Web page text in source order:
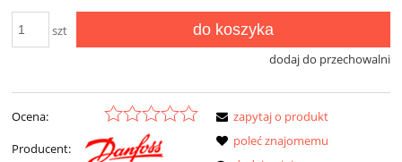
szt do koszyka
dodaj do przechowalni
Ocena:
Producent:
zapytaj o produkt
poleć znajomemu